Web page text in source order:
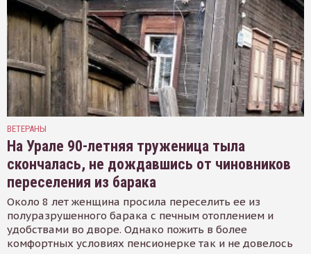
ВЕТЕРАНЫ
На Урале 90-летняя труженица тыла
скончалась, не дождавшись от чиновников
переселения из барака
Около 8 лет женщина просила переселить ее из
полуразрушенного барака с печным отоплением и
удобствами во дворе. Однако пожить в более
комфортных условиях пенсионерке так и не довелось